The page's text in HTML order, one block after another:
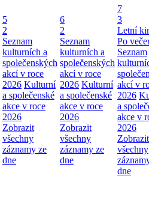
5
2
Seznam
kulturních a
společenských
akcí v roce
2026 Kulturní
a společenské
akce v roce
2026
Zobrazit
všechny
záznamy ze
dne
6
2
Seznam
kulturních a
společenských
akcí v roce
2026 Kulturní
a společenské
akce v roce
2026
Zobrazit
všechny
záznamy ze
dne
7
3
Letní
Po
Seznam
akcí v
2026
a
akce v
2026
Zobrazit
všechny
dne